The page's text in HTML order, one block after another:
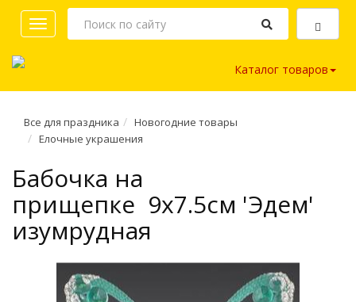
Toggle
navigation
Каталог товаров
Все для праздника
Новогодние товары
Елочные украшения
Бабочка на
прищепке 9х7.5см 'Эдем'
изумрудная